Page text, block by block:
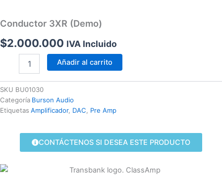
Conductor 3XR (Demo)
$2.000.000 IVA Incluido
cantidad
Añadir al carrito
SKU BU01030
Categoría Burson Audio
Etiquetas Amplificador, DAC, Pre Amp
CONTÁCTENOS SI DESEA ESTE PRODUCTO